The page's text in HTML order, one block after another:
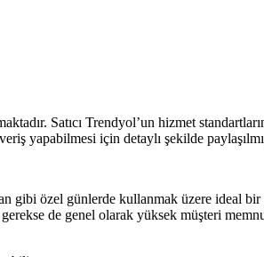
Satıcı Trendyol’un hizmet
yapabilmesi için detaylı şekilde
özel günlerde kullanmak üzere ideal
de genel olarak yüksek müşteri